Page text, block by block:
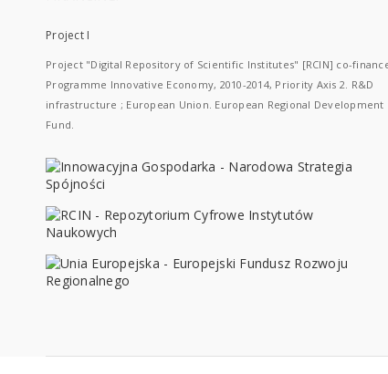
Project I
Project "Digital Repository of Scientific Institutes" [RCIN] co-
Programme Innovative Economy, 2010-2014, Priority Axis 2. R&D
infrastructure ; European Union. European Regional Development
Fund.